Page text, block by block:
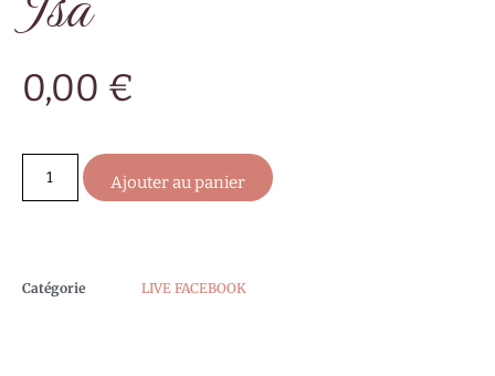
0,00 €
Ajouter au panier
Catégorie LIVE FACEBOOK